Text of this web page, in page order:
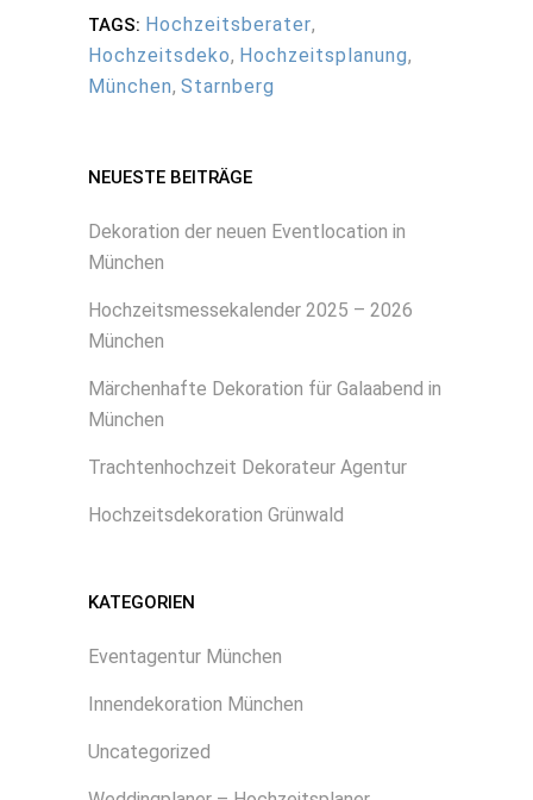
TAGS: Hochzeitsberater,
Hochzeitsdeko, Hochzeitsplanung,
München, Starnberg
NEUESTE BEITRÄGE
Dekoration der neuen Eventlocation in
München
Hochzeitsmessekalender 2025 – 2026
München
Märchenhafte Dekoration für Galaabend in
München
Trachtenhochzeit Dekorateur Agentur
Hochzeitsdekoration Grünwald
KATEGORIEN
Eventagentur München
Innendekoration München
Uncategorized